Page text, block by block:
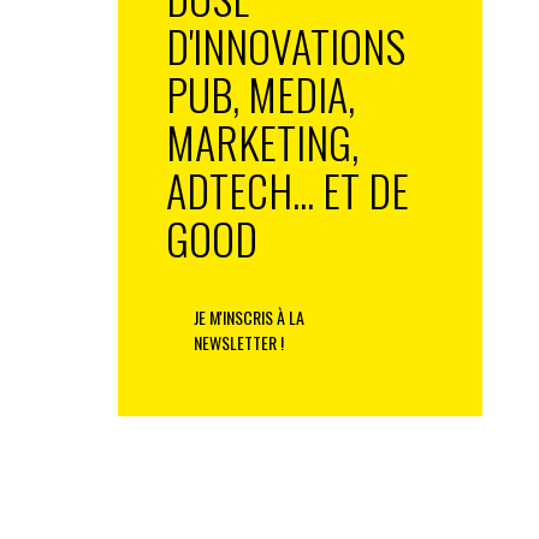
D'INNOVATIONS
PUB, MEDIA,
MARKETING,
ADTECH... ET DE
GOOD
JE M'INSCRIS À LA
NEWSLETTER !